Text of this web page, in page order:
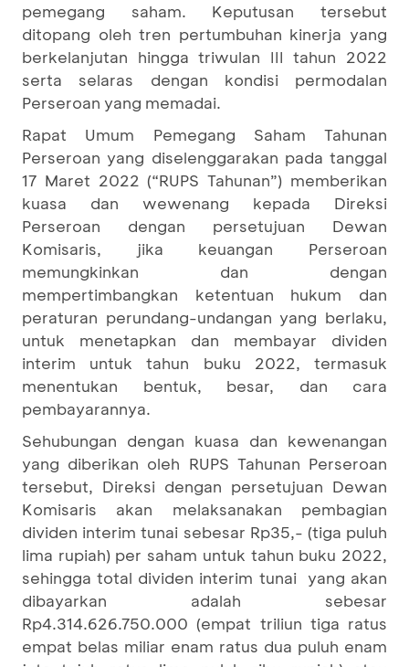
pemegang saham. Keputusan tersebut
ditopang oleh tren pertumbuhan kinerja yang
berkelanjutan hingga triwulan III tahun 2022
serta selaras dengan kondisi permodalan
Perseroan yang memadai.
Rapat Umum Pemegang Saham Tahunan
Perseroan yang diselenggarakan pada tanggal
17 Maret 2022 (“RUPS Tahunan”) memberikan
kuasa dan wewenang kepada Direksi
Perseroan dengan persetujuan Dewan
Komisaris, jika keuangan Perseroan
memungkinkan dan dengan
mempertimbangkan ketentuan hukum dan
peraturan perundang-undangan yang berlaku,
untuk menetapkan dan membayar dividen
interim untuk tahun buku 2022, termasuk
menentukan bentuk, besar, dan cara
pembayarannya.
Sehubungan dengan kuasa dan kewenangan
yang diberikan oleh RUPS Tahunan Perseroan
tersebut, Direksi dengan persetujuan Dewan
Komisaris akan melaksanakan pembagian
dividen interim tunai sebesar Rp35,- (tiga puluh
lima rupiah) per saham untuk tahun buku 2022,
sehingga total dividen interim tunai yang akan
dibayarkan adalah sebesar
Rp4.314.626.750.000 (empat triliun tiga ratus
empat belas miliar enam ratus dua puluh enam